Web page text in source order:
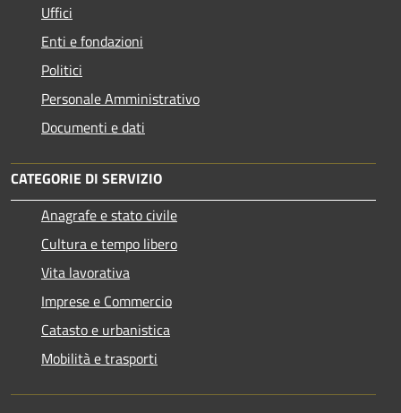
Uffici
Enti e fondazioni
Politici
Personale Amministrativo
Documenti e dati
CATEGORIE DI SERVIZIO
Anagrafe e stato civile
Cultura e tempo libero
Vita lavorativa
Imprese e Commercio
Catasto e urbanistica
Mobilità e trasporti